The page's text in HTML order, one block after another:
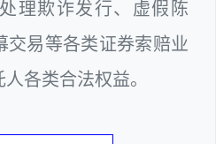
理欺诈发行、虚假陈
交易等各类证券索赔业
各类合法权益。